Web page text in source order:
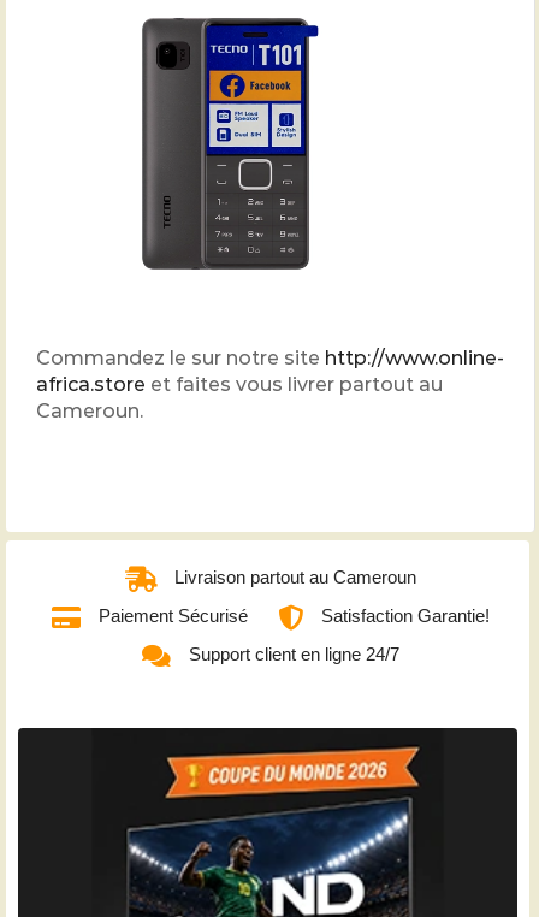
Commandez le sur notre site http://www.online-
africa.store et faites vous livrer partout au
Cameroun.
Livraison partout au Cameroun
Paiement Sécurisé
Satisfaction Garantie!
Support client en ligne 24/7